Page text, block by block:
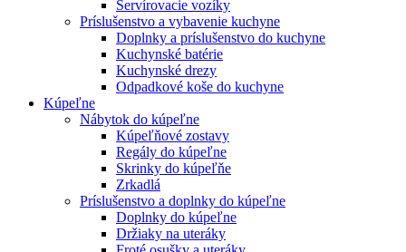
Servírovacie vozíky
Príslušenstvo a vybavenie kuchyne
Doplnky a príslušenstvo do kuchyne
Kuchynské batérie
Kuchynské drezy
Odpadkové koše do kuchyne
Kúpeľne
Nábytok do kúpeľne
Kúpeľňové zostavy
Regály do kúpeľne
Skrinky do kúpeľňe
Zrkadlá
Príslušenstvo a doplnky do kúpeľne
Doplnky do kúpeľne
Držiaky na uteráky